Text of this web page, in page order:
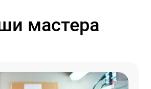
мастера